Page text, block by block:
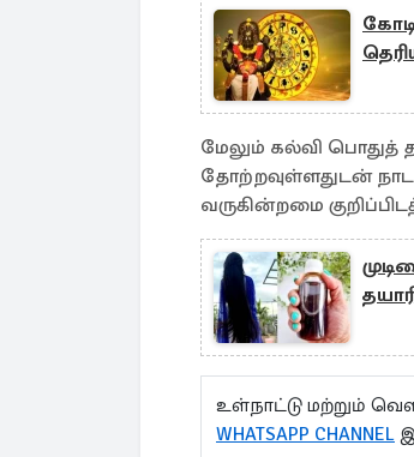
மேலும் கல்வி பொதுத்
தோற்றவுள்ளதுடன்
வருகின்றமை
உள்நாட்டு மற்றும்
WHATSAPP CHANNEL